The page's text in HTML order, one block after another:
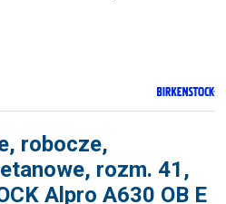
robocze,
rozm. 41,
Alpro A630 OB E